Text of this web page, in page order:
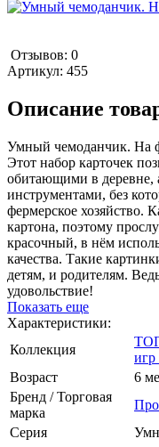
Отзывов: 0
Артикул: 455
Описание
Умный чемоданчик. На
Этот набор карточек
обитающими в деревне,
инструментами, без
фермерское хозяйство.
картона, поэтому
красочный, в нём
качества. Такие
детям, и родителям.
удовольствие!
Показать еще
Характеристики:
Коллекция
игр
Возраст
6
Бренд / Торговая
марка
Серия